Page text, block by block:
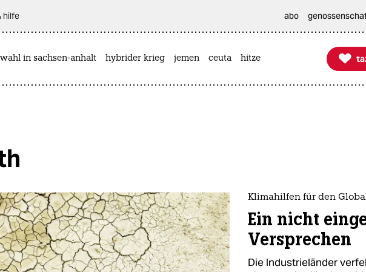
hilfe abo
in sachsen-anhalt hybrider krieg jemen ceuta hitze 
taz
Klimahilfen für den
Ein nicht
Versprechen
Die Industrieländer